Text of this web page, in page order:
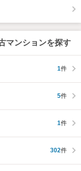
マンションを探す
1件
5件
1件
302件